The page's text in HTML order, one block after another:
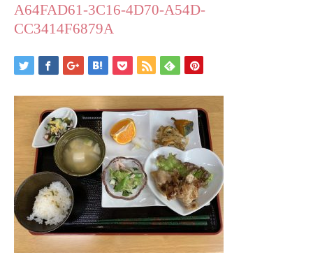
A64FAD61-3C16-4D70-A54D-
CC3414F6879A